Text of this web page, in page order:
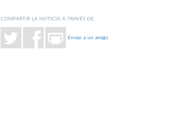
COMPARTIR LA NOTICIA A TRAVÉS DE:
Enviar a un amigo